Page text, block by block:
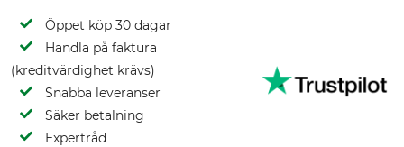
Öppet köp 30 dagar
Handla på faktura
(kreditvärdighet krävs)
Snabba leveranser
Säker betalning
Expertråd